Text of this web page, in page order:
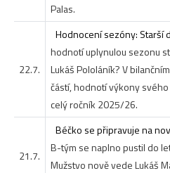
Palas.
22.7.
Hodnocení sezóny: Starší
hodnotí uplynulou sezonu
Lukáš Pololáník? V
částí, hodnotí výkony
celý ročník 2025/26.
21.7.
Béčko se připravuje na
B-tým se naplno pustil do
Mužstvo nově vede Lukáš